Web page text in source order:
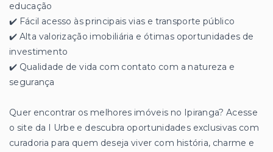
educação
✔️ Fácil acesso às principais vias e transporte público
✔️ Alta valorização imobiliária e ótimas oportunidades de
investimento
✔️ Qualidade de vida com contato com a natureza e
segurança
Quer encontrar os melhores imóveis no Ipiranga? Acesse
o site da I Urbe e descubra oportunidades exclusivas com
curadoria para quem deseja viver com história, charme e